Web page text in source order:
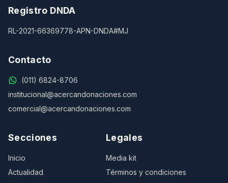
Registro DNDA
RL-2021-66369778-APN-DNDA#MJ
Contacto
(011) 6824-8706
institucional@acercandonaciones.com
comercial@acercandonaciones.com
Secciones
Inicio
Actualidad
Legales
Media kit
Términos y condiciones